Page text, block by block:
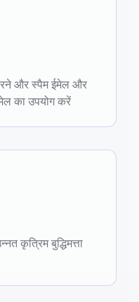
और स्पैम ईमेल और
का उपयोग करें
कृत्रिम बुद्धिमत्ता